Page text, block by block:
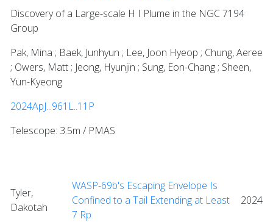
Discovery of a Large-scale H I Plume in the NGC 7194
Group
Pak, Mina ; Baek, Junhyun ; Lee, Joon Hyeop ; Chung, Aeree
; Owers, Matt ; Jeong, Hyunjin ; Sung, Eon-Chang ; Sheen,
Yun-Kyeong
2024ApJ...961L..11P
Telescope: 3.5m / PMAS
Tyler,
Dakotah
WASP-69b's Escaping Envelope Is
Confined to a Tail Extending at Least
7 Rp
2024